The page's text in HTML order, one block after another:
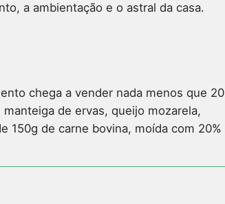
a ambientação e o astral da casa.
chega a vender nada menos que 20
de ervas, queijo mozarela,
150g de carne bovina, moída com 20%